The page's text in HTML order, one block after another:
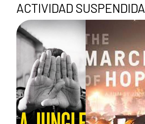
ACTIVIDAD SUSPENDIDA